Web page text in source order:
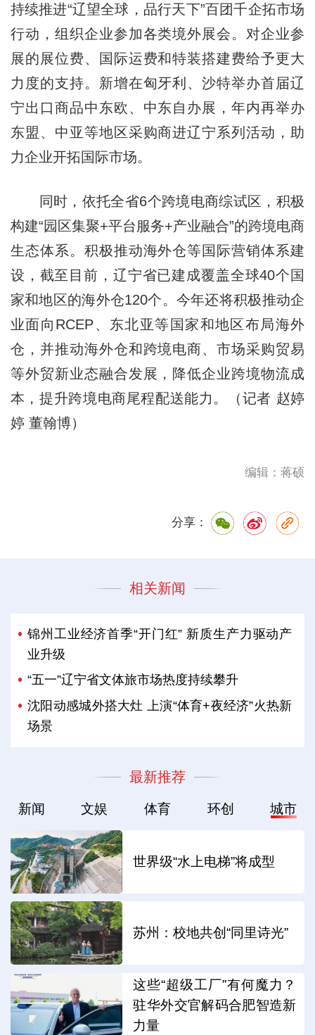
持续推进“辽望全球，品行天下”百团千企拓市场
行动，组织企业参加各类境外展会。对企业参
展的展位费、国际运费和特装搭建费给予更大
力度的支持。新增在匈牙利、沙特举办首届辽
宁出口商品中东欧、中东自办展，年内再举办
东盟、中亚等地区采购商进辽宁系列活动，助
力企业开拓国际市场。
同时，依托全省6个跨境电商综试区，积极
构建“园区集聚+平台服务+产业融合”的跨境电商
生态体系。积极推动海外仓等国际营销体系建
设，截至目前， 辽宁省已建成覆盖全球40个国
家和地区的海外仓120个。今年还将积极推动企
业面向RCEP、东北亚等国家和地区布局海外
仓，并推动海外仓和跨境电商、市场采购贸易
等外贸新业态融合发展，降低企业跨境物流成
本，提升跨境电商尾程配送能力。（记者 赵婷
婷 董翰博）
编辑：蒋硕
分享：
相关新闻
锦州工业经济首季“开门红” 新质生产力驱动产
业升级
“五一”辽宁省文体旅市场热度持续攀升
沈阳动感城外搭大灶 上演“体育+夜经济”火热新
场景
最新推荐
新闻 文娱 体育 环创 城市
世界级“水上电梯”将成型
苏州：校地共创“同里诗光”
这些“超级工厂”有何魔力？
驻华外交官解码合肥智造新
力量